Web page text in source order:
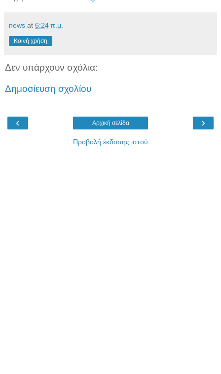
news at 6:24 π.μ.
Κοινή χρήση
Δεν υπάρχουν σχόλια:
Δημοσίευση σχολίου
‹ ›
Αρχική σελίδα
Προβολή έκδοσης ιστού